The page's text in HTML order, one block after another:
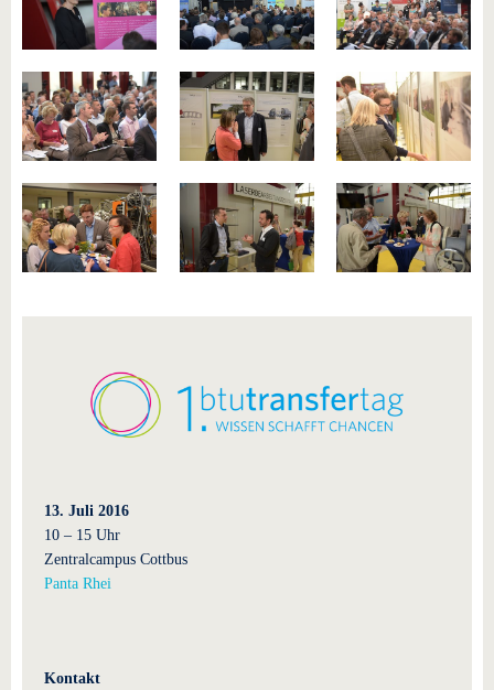
13. Juli 2016
10 – 15 Uhr
Zentralcampus Cottbus
Panta Rhei
Kontakt